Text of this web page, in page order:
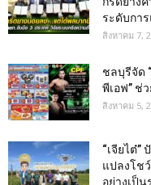
ระดับกา
สิงหาคม 7,
ชลบุรีจัด
พีเอฟ” ช่
สิงหาคม 5,
“เจียไต๋”
แปลงโช
อย่างเป็